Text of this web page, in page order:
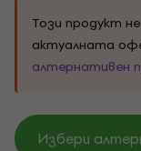
Този продукт
актуалната
алтернативен
Избери